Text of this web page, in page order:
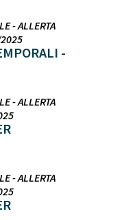
- ALLERTA
-
- ALLERTA
- ALLERTA